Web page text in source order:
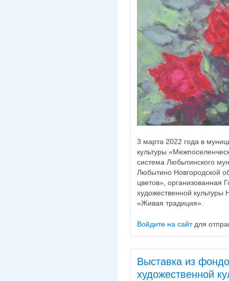
3 марта 2022 года в
культуры
система Любытинского
Любытино Новгородской
цветов», организованная
художественной
«Живая традиция».
Войдите на сайтдля
Выставка из
художественной